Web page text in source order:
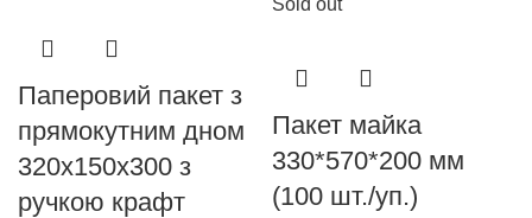
Паперовий пакет з
прямокутним дном
320х150х300 з
ручкою крафт
Sold out
Пакет майка
330*570*200 мм
(100 шт./уп.)